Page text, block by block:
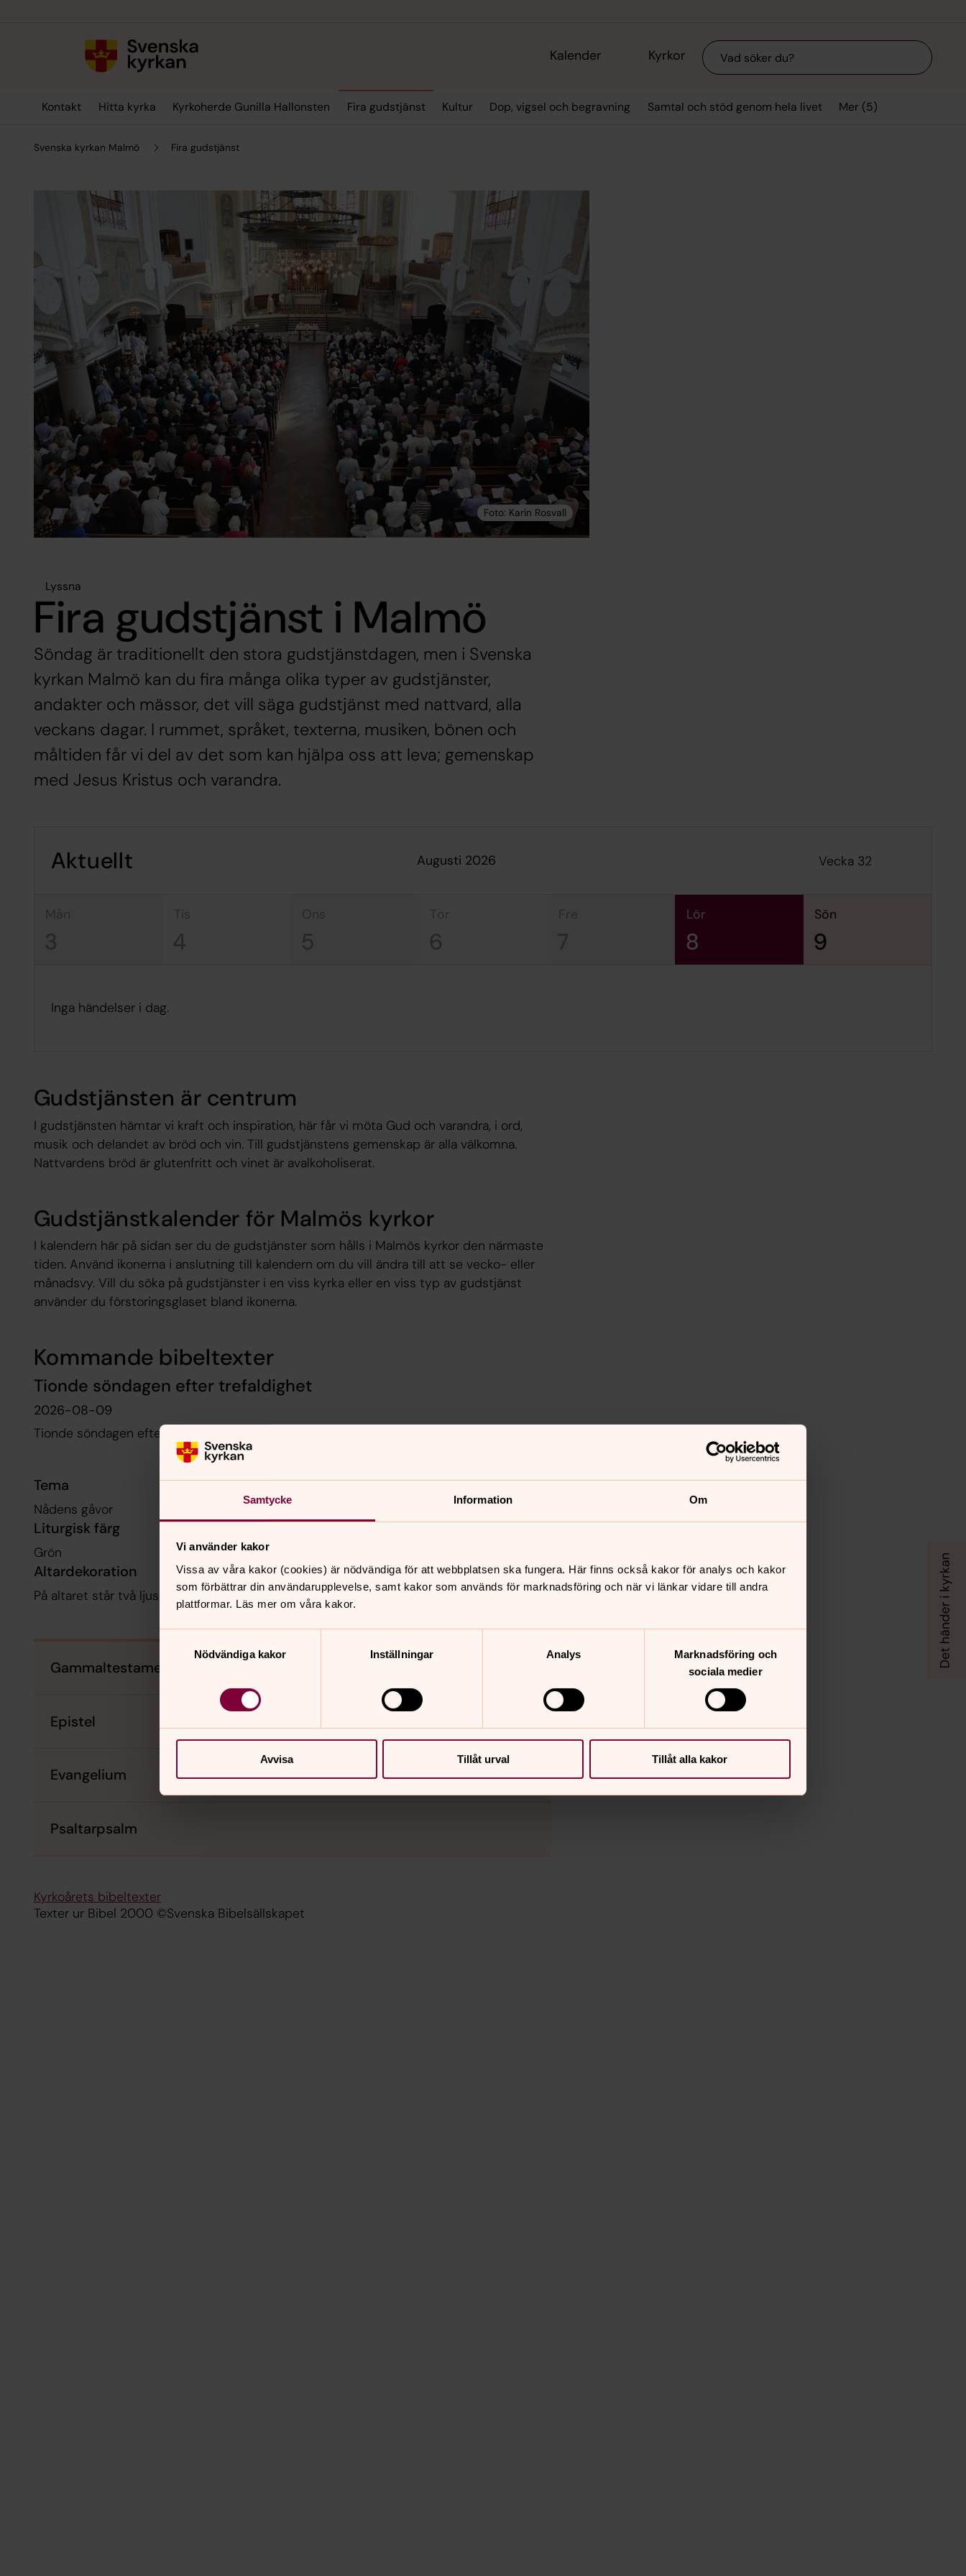
Samtycke Information Om
Vi använder kakor
Vissa av våra kakor (cookies) är nödvändiga för att webbplatsen ska fungera. Här finns också kakor för analys och kakor
som förbättrar din användarupplevelse, samt kakor som används för marknadsföring och när vi länkar vidare till andra
plattformar. Läs mer om våra kakor.
Nödvändiga kakor
Inställningar Analys
Marknadsföring och
sociala medier
Avvisa Tillåt urval Tillåt alla kakor
Kalender Kyrkor Sök
Kontakt Hitta kyrka Kyrkoherde Gunilla Hallonsten Fira gudstjänst Kultur Dop, vigsel och begravning Samtal och stöd genom hela livet Mer (5)
Svenska kyrkan Malmö Fira gudstjänst
Lyssna
Fira gudstjänst i Malmö
Söndag är traditionellt den stora gudstjänstdagen, men i Svenska
kyrkan Malmö kan du fira många olika typer av gudstjänster,
andakter och mässor, det vill säga gudstjänst med nattvard, alla
veckans dagar. I rummet, språket, texterna, musiken, bönen och
måltiden får vi del av det som kan hjälpa oss att leva; gemenskap
med Jesus Kristus och varandra.
Aktuellt augusti 2026 Vecka 32
tis
4
tor
6
lör
8
sön
9
Inga händelser i dag.
Gudstjänsten är centrum
I gudstjänsten hämtar vi kraft och inspiration, här får vi möta Gud och varandra, i ord,
musik och delandet av bröd och vin. Till gudstjänstens gemenskap är alla välkomna.
Nattvardens bröd är glutenfritt och vinet är avalkoholiserat.
Gudstjänstkalender för Malmös kyrkor
I kalendern här på sidan ser du de gudstjänster som hålls i Malmös kyrkor den närmaste
tiden. Använd ikonerna i anslutning till kalendern om du vill ändra till att se vecko- eller
månadsvy. Vill du söka på gudstjänster i en viss kyrka eller en viss typ av gudstjänst
använder du förstoringsglaset bland ikonerna.
Kommande bibeltexter
Tionde söndagen efter trefaldighet
2026-08-09
Tionde söndagen efter trefaldighet är en av söndagarna i "kyrkans vardagstid".
Tema
Nådens gåvor
Liturgisk färg
Grön
Altardekoration
På altaret står två ljus samt blommor i blandade färger
Gammaltestamentlig
Epistel
Evangelium
Psaltarpsalm
Kyrkoårets bibeltexter
Texter ur Bibel 2000 ©Svenska Bibelsällskapet